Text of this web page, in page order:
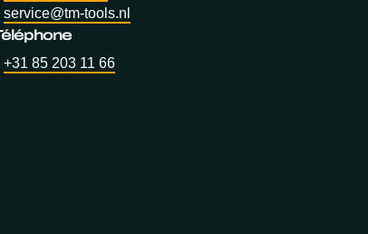
service@tm-tools.nl
+31 85 203 11 66